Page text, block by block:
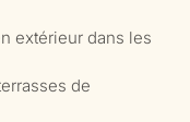
extérieur dans les
de